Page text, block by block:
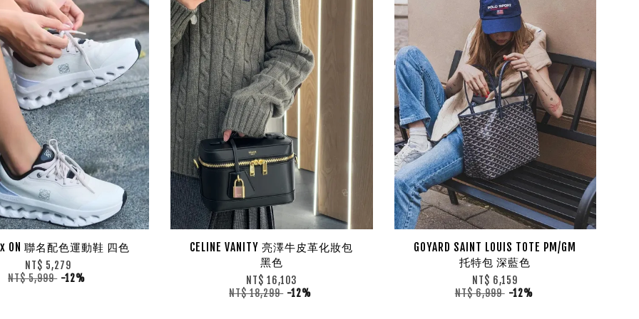
x ON 聯名配色運動鞋 四色
NT$ 5,279
NT$ 5,999 -12%
CELINE VANITY 亮澤牛皮革化妝包
黑色
NT$ 16,103
NT$ 18,299 -12%
GOYARD SAINT LOUIS TOTE PM/GM
托特包 深藍色
NT$ 6,159
NT$ 6,999 -12%